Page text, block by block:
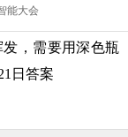
能大会
，需要用深色瓶
日答案